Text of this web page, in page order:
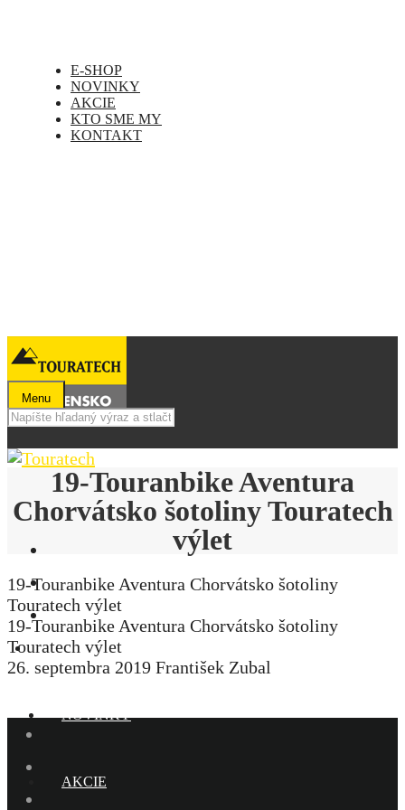
E-SHOP
NOVINKY
AKCIE
KTO SME MY
KONTAKT
Menu
E-SHOP
NOVINKY
AKCIE
19-Touranbike Aventura
Chorvátsko šotoliny Touratech
výlet
19-Touranbike Aventura Chorvátsko šotoliny
Touratech výlet
19-Touranbike Aventura Chorvátsko šotoliny
Touratech výlet
26. septembra 2019 František Zubal